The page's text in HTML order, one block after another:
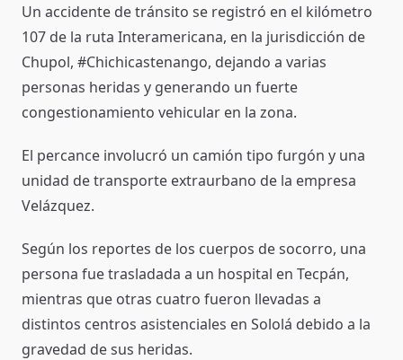
Un accidente de tránsito se registró en el kilómetro
107 de la ruta Interamericana, en la jurisdicción de
Chupol, #Chichicastenango, dejando a varias
personas heridas y generando un fuerte
congestionamiento vehicular en la zona.
El percance involucró un camión tipo furgón y una
unidad de transporte extraurbano de la empresa
Velázquez.
Según los reportes de los cuerpos de socorro, una
persona fue trasladada a un hospital en Tecpán,
mientras que otras cuatro fueron llevadas a
distintos centros asistenciales en Sololá debido a la
gravedad de sus heridas.